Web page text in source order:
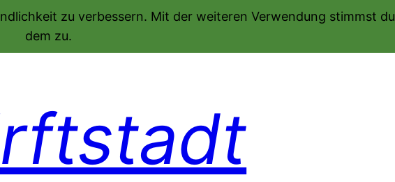
zu verbessern. Mit der weiteren Verwendung stimmst du
dem zu.